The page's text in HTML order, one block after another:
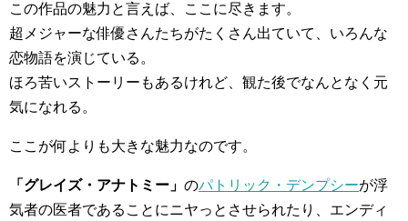
この作品の魅力と言えば、ここに尽きます。
超メジャーな俳優さんたちがたくさん出ていて、いろんな
恋物語を演じている。
ほろ苦いストーリーもあるけれど、観た後でなんとなく元
気になれる。
ここが何よりも大きな魅力なのです。
「グレイズ・アナトミー」 のパトリック・デンプシーが浮
気者の医者であることにニヤっとさせられたり、エンディ